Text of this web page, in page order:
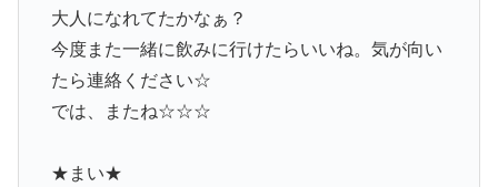
大人になれてたかなぁ？
今度また一緒に飲みに行けたらいいね。気が向い
たら連絡ください☆
では、またね☆☆☆
★まい★